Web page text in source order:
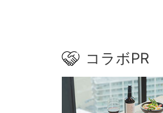
コラボPR